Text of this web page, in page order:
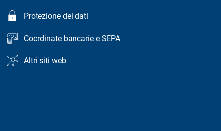
Protezione dei dati
Coordinate bancarie e SEPA
Altri siti web